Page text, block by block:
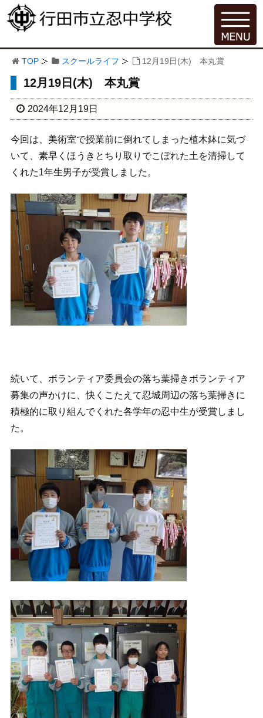
TOP スクールライフ 12月19日(木) 本丸賞
12月19日(木) 本丸賞
2024年12月19日
今回は、美術室で授業前に倒れてしまった植木鉢に気づ
いて、素早くほうきとちり取りでこぼれた土を清掃して
くれた1年生男子が受賞しました。
続いて、ボランティア委員会の落ち葉掃きボランティア
募集の声かけに、快くこたえて忍城周辺の落ち葉掃きに
積極的に取り組んでくれた各学年の忍中生が受賞しまし
た。